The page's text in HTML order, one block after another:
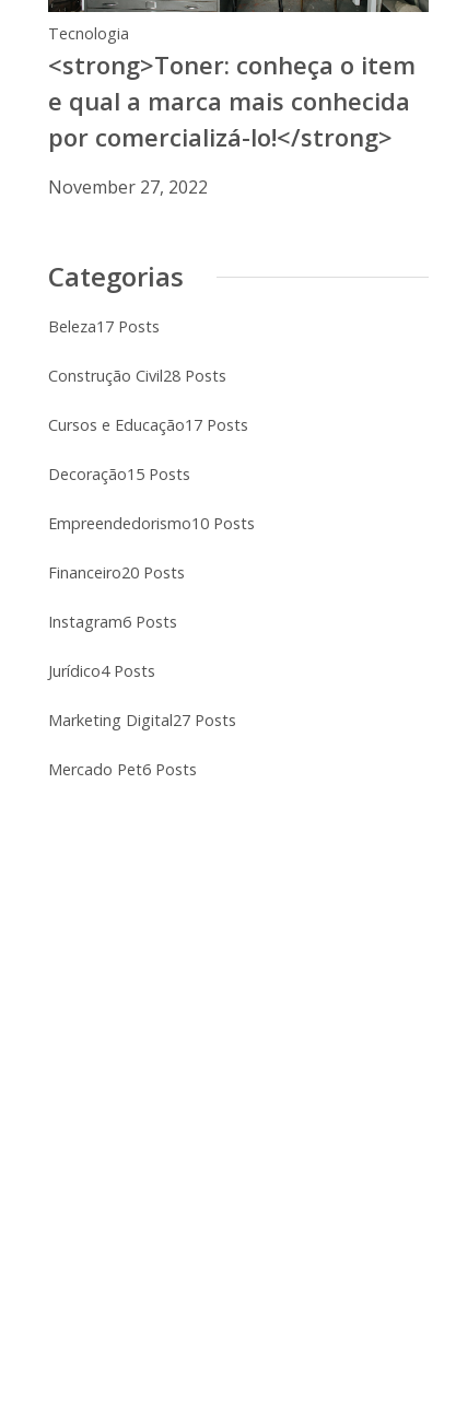
Tecnologia
<strong>Toner: conheça o item
e qual a marca mais conhecida
por comercializá-lo!</strong>
November 27, 2022
Categorias
Beleza17 Posts
Construção Civil28 Posts
Cursos e Educação17 Posts
Decoração15 Posts
Empreendedorismo10 Posts
Financeiro20 Posts
Instagram6 Posts
Jurídico4 Posts
Marketing Digital27 Posts
Mercado Pet6 Posts